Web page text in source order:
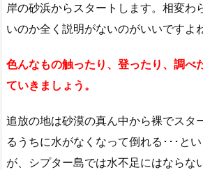
岸の砂浜からスタートします。相変わ
いのか全く説明がないのがいいですよね
色んなもの触ったり、登ったり、調べ
ていきましょう。
追放の地は砂漠の真ん中から裸でスタ
るうちに水がなくなって倒れる･･･と
が、シプター島では水不足にはならな